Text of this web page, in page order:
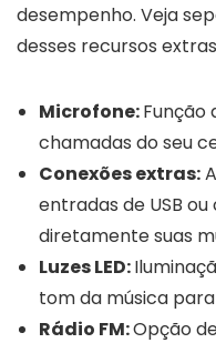
desempenho. Veja
desses recursos
Microfone:Função
chamadas do seu
Conexões extras:
entradas de USB
diretamente suas
Luzes LED:
tom da música
Rádio FM:Opção